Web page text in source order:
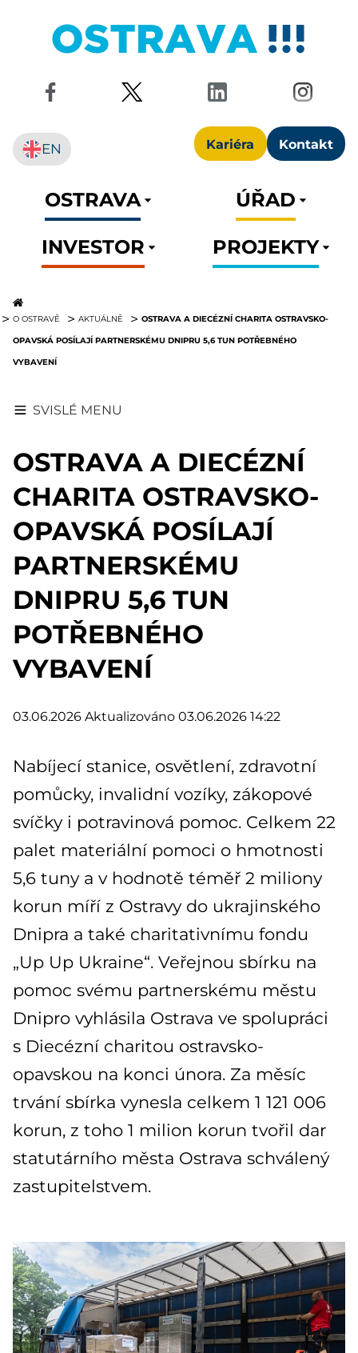
Kariéra Kontakt
EN
OSTRAVA
ÚŘAD
INVESTOR
PROJEKTY
O OSTRAVĚ AKTUÁLNĚ
OSTRAVA A DIECÉZNÍ CHARITA OSTRAVSKO-
OPAVSKÁ POSÍLAJÍ PARTNERSKÉMU DNIPRU 5,6 TUN POTŘEBNÉHO
VYBAVENÍ
SVISLÉ MENU
OSTRAVA A DIECÉZNÍ
CHARITA OSTRAVSKO-
OPAVSKÁ POSÍLAJÍ
PARTNERSKÉMU
DNIPRU 5,6 TUN
POTŘEBNÉHO
VYBAVENÍ
03.06.2026 Aktualizováno 03.06.2026 14:22
Nabíjecí stanice, osvětlení, zdravotní
pomůcky, invalidní vozíky, zákopové
svíčky i potravinová pomoc. Celkem 22
palet materiální pomoci o hmotnosti
5,6 tuny a v hodnotě téměř 2 miliony
korun míří z Ostravy do ukrajinského
Dnipra a také charitativnímu fondu
„Up Up Ukraine“. Veřejnou sbírku na
pomoc svému partnerskému městu
Dnipro vyhlásila Ostrava ve spolupráci
s Diecézní charitou ostravsko-
opavskou na konci února. Za měsíc
trvání sbírka vynesla celkem 1 121 006
korun, z toho 1 milion korun tvořil dar
statutárního města Ostrava schválený
zastupitelstvem.